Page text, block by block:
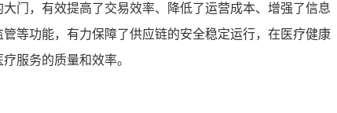
门，有效提高了交易效率、降低了运营成本、增强了信息
等功能，有力保障了供应链的安全稳定运行，在医疗健康
服务的质量和效率。